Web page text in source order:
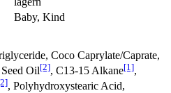
Baby, Kind
Coco Caprylate/Caprate,
Oil[2], C13‐15 Alkane[1],
, Polyhydroxystearic Acid,